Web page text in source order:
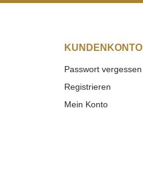
KUNDENKONTO
Passwort vergessen
Registrieren
Mein Konto